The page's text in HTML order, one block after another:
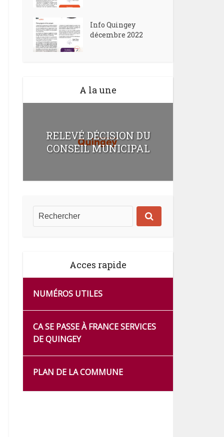
Info Quingey
décembre 2022
A la une
RELEVÉ DÉCISION DU
CONSEIL MUNICIPAL
Acces rapide
NUMÉROS UTILES
CA SE PASSE À FRANCE SERVICES
DE QUINGEY
PLAN DE LA COMMUNE